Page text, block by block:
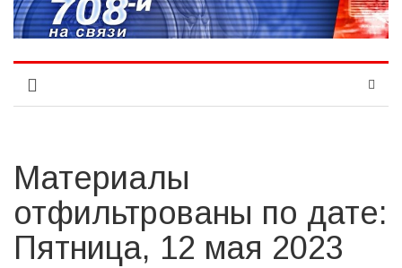
Материалы
отфильтрованы по дате:
Пятница, 12 мая 2023